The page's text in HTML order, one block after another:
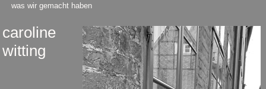
was wir gemacht haben
caroline
witting